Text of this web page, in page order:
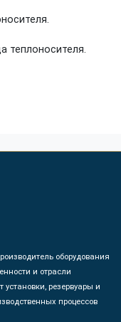
теплоносителя.
оборудования
и отрасли
резервуары и
процессов